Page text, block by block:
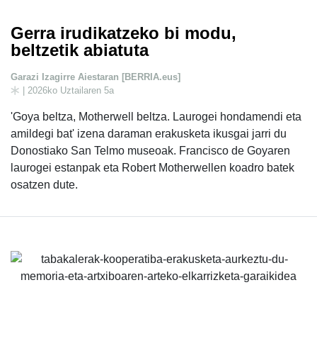
Gerra irudikatzeko bi modu,
beltzetik abiatuta
Garazi Izagirre Aiestaran [BERRIA.eus]
| 2026ko Uztailaren 5a
'Goya beltza, Motherwell beltza. Laurogei hondamendi eta
amildegi bat' izena daraman erakusketa ikusgai jarri du
Donostiako San Telmo museoak. Francisco de Goyaren
laurogei estanpak eta Robert Motherwellen koadro batek
osatzen dute.